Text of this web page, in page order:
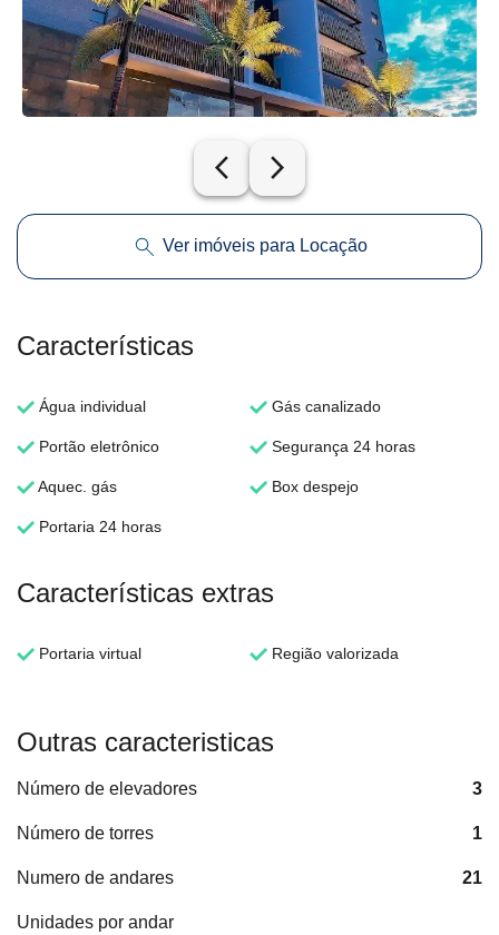
arrow_back_ios_new arrow_forward_ios
Ver imóveis para Locação
Características
Água individual Gás canalizado
Portão eletrônico Segurança 24 horas
Aquec. gás Box despejo
Portaria 24 horas
Características extras
Portaria virtual Região valorizada
Outras caracteristicas
Número de elevadores 3
Número de torres 1
Numero de andares 21
Unidades por andar